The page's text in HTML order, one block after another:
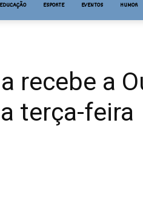
EDUCAÇÃO ESPORTE EVENTOS HUMOR
recebe a
terça-feira